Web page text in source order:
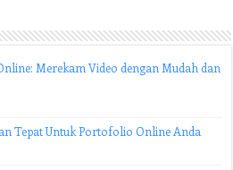
Merekam Video dengan Mudah dan
Tepat Untuk Portofolio Online Anda